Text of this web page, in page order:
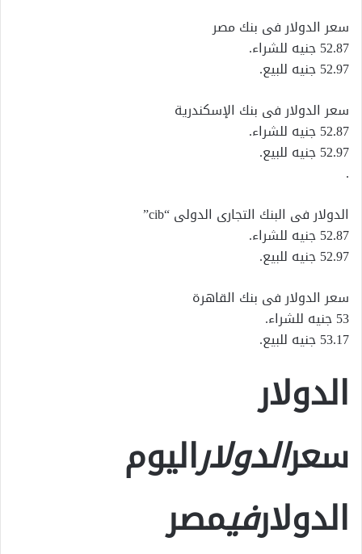
سعر الدولار فى بنك مصر
52.87 جنيه للشراء.
52.97 جنيه للبيع.
سعر الدولار فى بنك الإسكندرية
52.87 جنيه للشراء.
52.97 جنيه للبيع.
.
الدولار فى البنك التجارى الدولى “cib”
52.87 جنيه للشراء.
52.97 جنيه للبيع.
سعر الدولار فى بنك القاهرة
53 جنيه للشراء.
53.17 جنيه للبيع.
الدولار
سعرالدولاراليوم
الدولارفيمصر